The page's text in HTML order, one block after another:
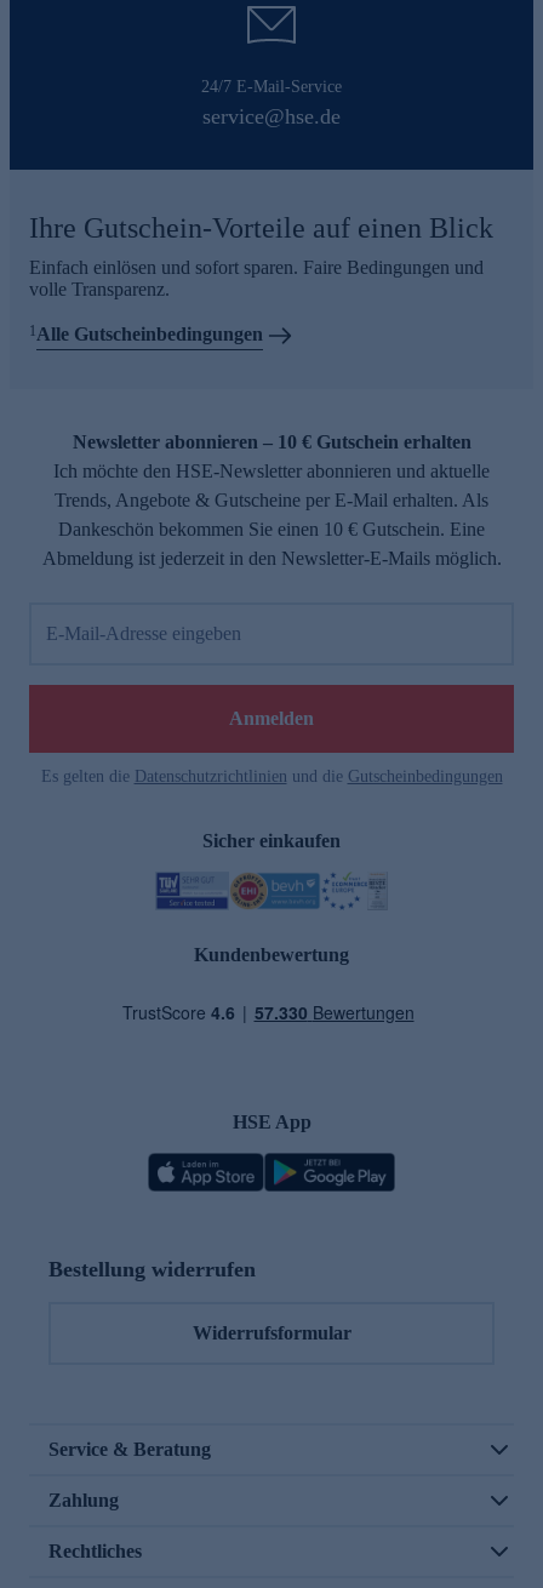
24/7 E-Mail-Service
service@hse.de
Ihre Gutschein-Vorteile auf einen Blick
Einfach einlösen und sofort sparen. Faire Bedingungen und
volle Transparenz.
1 Alle Gutscheinbedingungen
Newsletter abonnieren – 10 € Gutschein erhalten
Ich möchte den HSE-Newsletter abonnieren und aktuelle
Trends, Angebote & Gutscheine per E-Mail erhalten. Als
Dankeschön bekommen Sie einen 10 € Gutschein. Eine
Abmeldung ist jederzeit in den Newsletter-E-Mails möglich.
E-Mail-Adresse eingeben
Anmelden
Es gelten die Datenschutzrichtlinien und die Gutscheinbedingungen
Sicher einkaufen
Kundenbewertung
HSE App
Bestellung widerrufen
Widerrufsformular
Service & Beratung
Zahlung
Rechtliches